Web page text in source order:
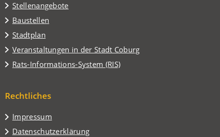
Stellenangebote
Baustellen
Stadtplan
(Öffnet
in
einem
neuen
Veranstaltungen in der Stadt Coburg
(Öffnet
in
einem
Tab)
Rats-Informations-System (RIS)
(Öffnet
neuen
Rechtliches
Impressum
Datenschutzerklärung